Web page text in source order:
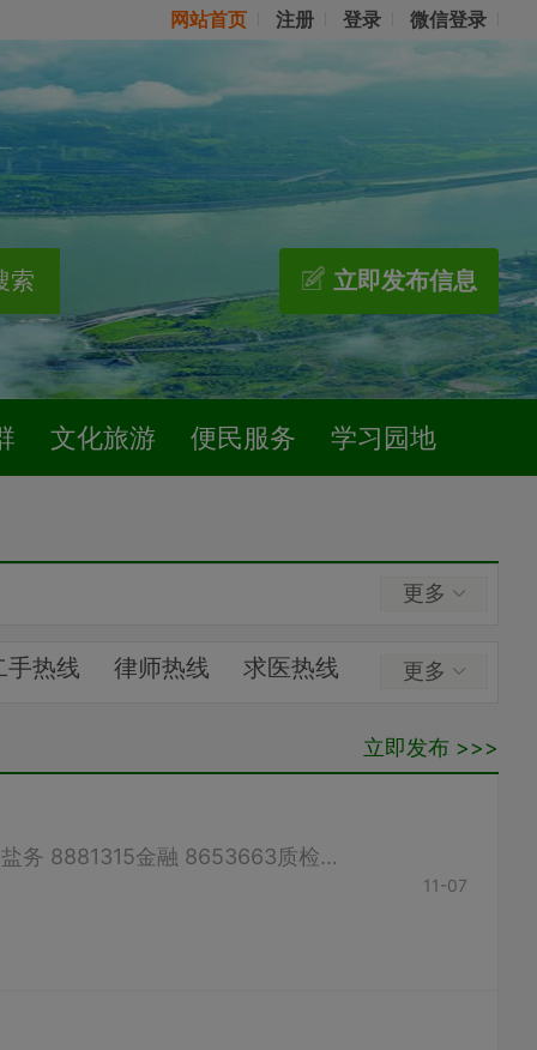
网站首页 注册 登录 微信登录
索 立即发布信息
文化旅游 便民服务 学习园地
更多
手热线 律师热线
求医热线
市民之声
村民之声
更多
立即发布 >>>
工商 12315物价 12358环保 12369卫生 8675017农机 8651306农资 8651395盐务 8881315金融 8653663质检 8654908房产 8685630家电 8689796电信 8666999旅游 8683356移动 13972460000公交 8676315出...
11-07